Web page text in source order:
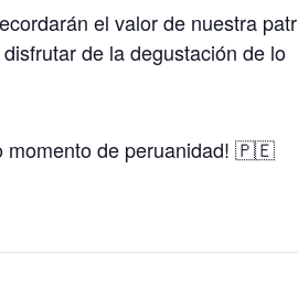
el valor de nuestra
de la degustación de lo
momento de peruanidad! 🇵🇪